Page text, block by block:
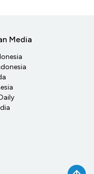
Media